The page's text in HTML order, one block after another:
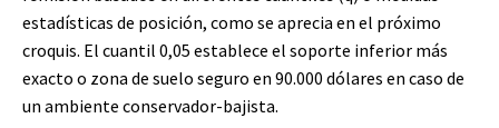
estadísticas de posición, como se aprecia en el próximo
croquis. El cuantil 0,05 establece el soporte inferior más
exacto o zona de suelo seguro en 90.000 dólares en caso de
un ambiente conservador-bajista.